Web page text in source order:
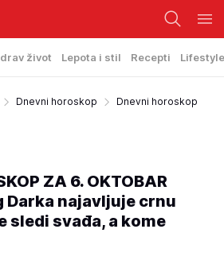
život Lepota i stil Recepti Lifestyle
Dnevni horoskop
Dnevni horoskop
ZA 6. OKTOBAR
najavljuje crnu
sledi svađa, a kome